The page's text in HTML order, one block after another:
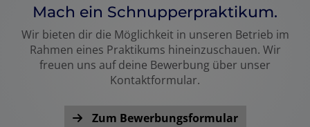
Mach ein Schnupperpraktikum.
Wir bieten dir die Möglichkeit in unseren Betrieb im
Rahmen eines Praktikums hineinzuschauen. Wir
freuen uns auf deine Bewerbung über unser
Kontaktformular.
Zum Bewerbungsformular